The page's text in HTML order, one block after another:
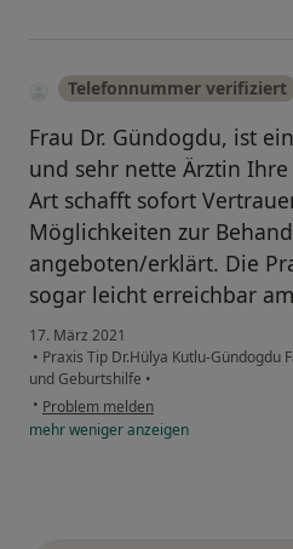
Telefonnummer verifiziert
Frau Dr. Gündogdu, ist
und sehr nette Ärztin
Art schafft sofort
Möglichkeiten zur
angeboten/erklärt. Die
sogar leicht erreichbar
17. März 2021
• Praxis Tip Dr.Hülya Kutlu-Gündogdu
und Geburtshilfe •
• Problem melden
mehrwenigeranzeigen